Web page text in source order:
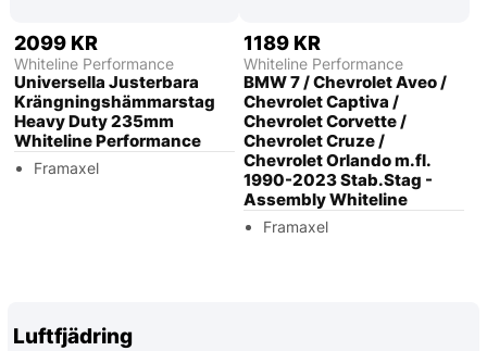
2099 KR
Whiteline Performance
Universella Justerbara
Krängningshämmarstag
Heavy Duty 235mm
Whiteline Performance
Framaxel
1189 KR
Whiteline Performance
BMW 7 / Chevrolet Aveo /
Chevrolet Captiva /
Chevrolet Corvette /
Chevrolet Cruze /
Chevrolet Orlando m.fl.
1990-2023 Stab.Stag -
Assembly Whiteline
Framaxel
Luftfjädring